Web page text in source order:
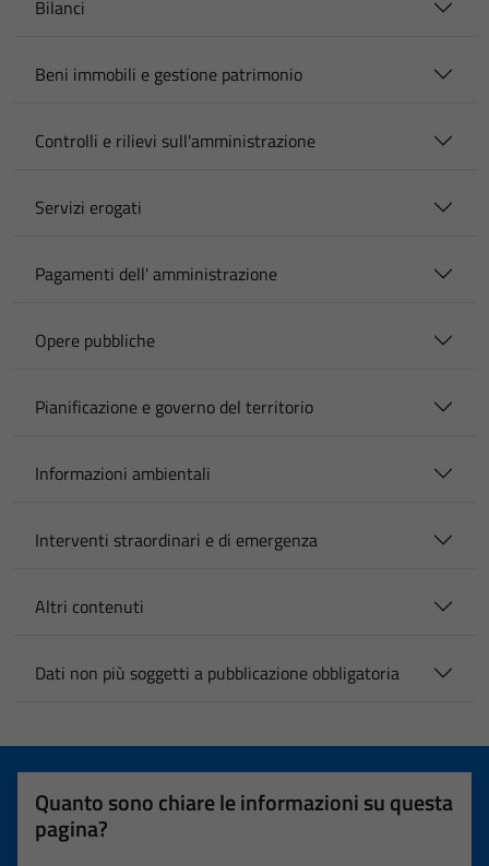
Bilanci
Beni immobili e gestione patrimonio
Controlli e rilievi sull'amministrazione
Servizi erogati
Pagamenti dell' amministrazione
Opere pubbliche
Pianificazione e governo del territorio
Informazioni ambientali
Interventi straordinari e di emergenza
Altri contenuti
Dati non più soggetti a pubblicazione obbligatoria
Quanto sono chiare le informazioni su questa
pagina?